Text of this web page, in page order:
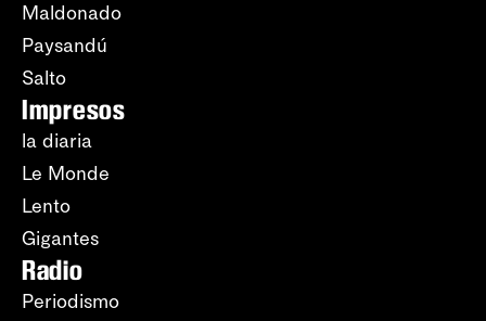
Maldonado
Paysandú
Salto
Impresos
la diaria
Le Monde
Lento
Gigantes
Radio
Periodismo